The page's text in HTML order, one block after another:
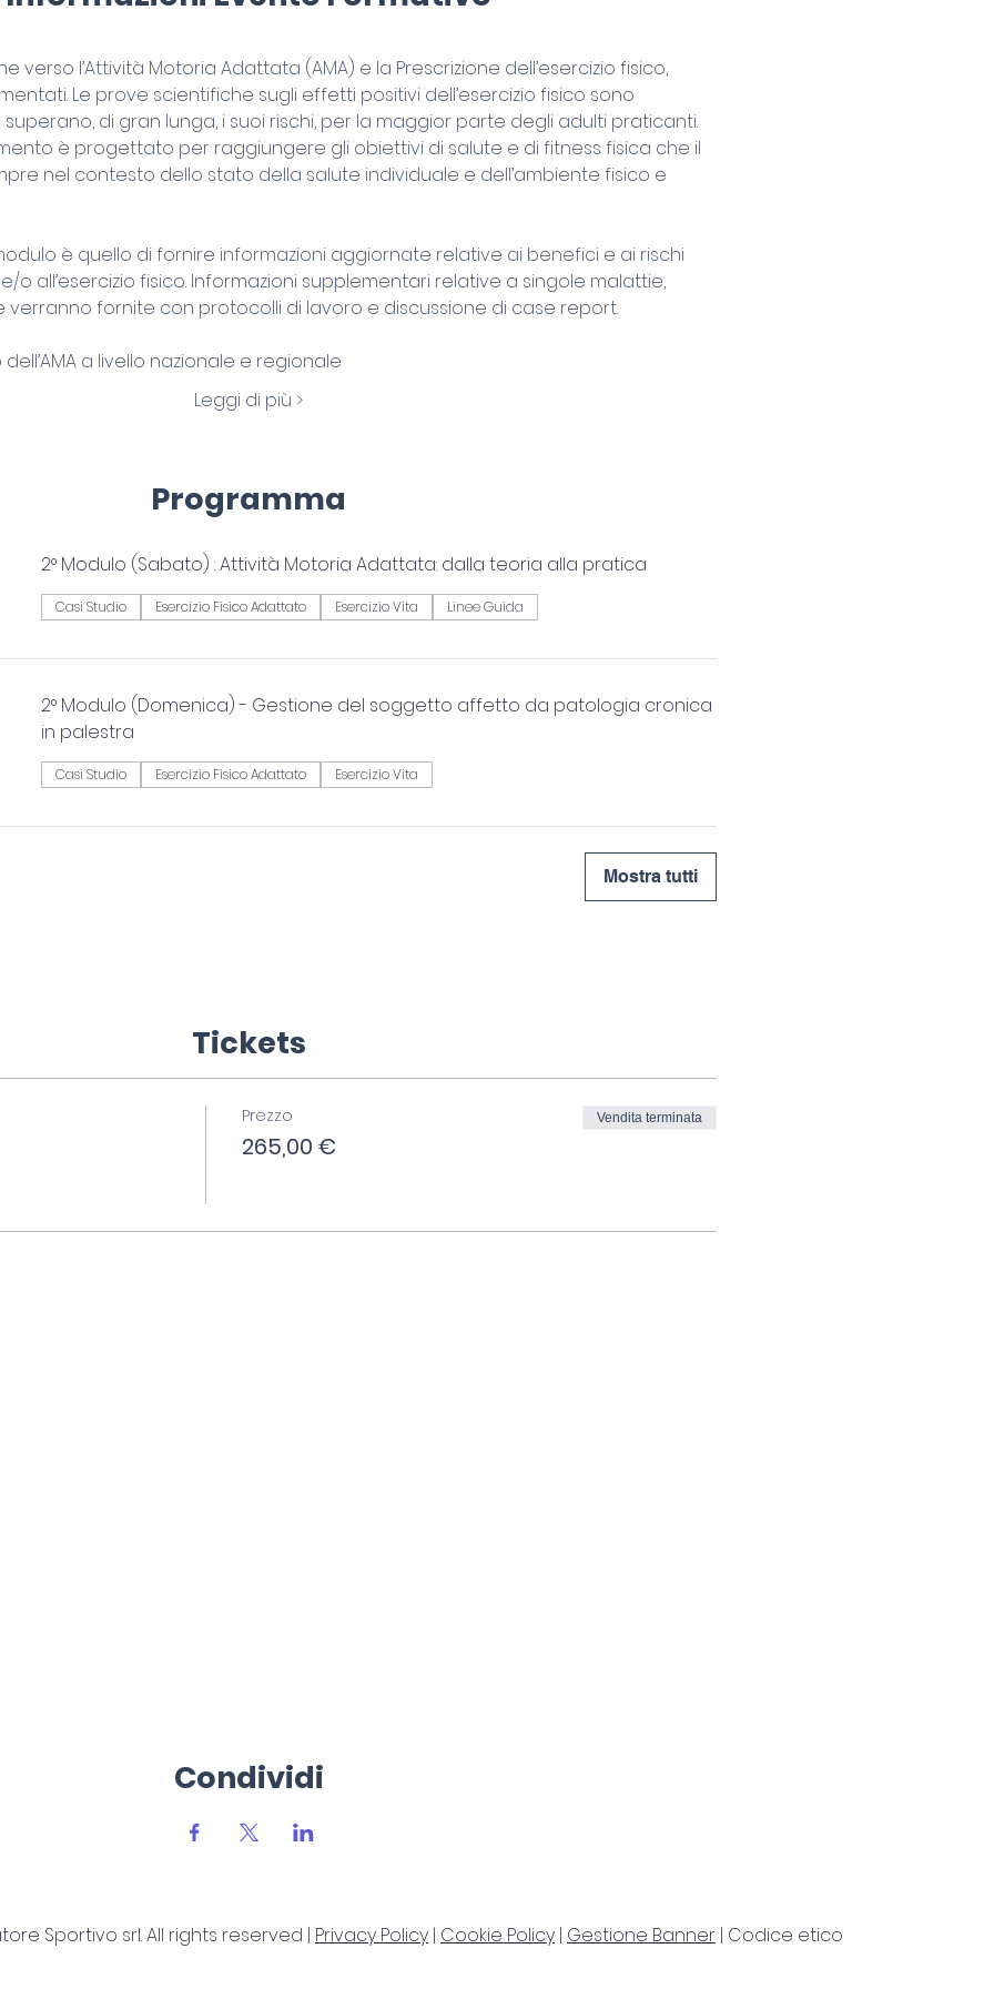
verso l’Attività Motoria Adattata (AMA) e la Prescrizione dell’esercizio fisico,
Le prove scientifiche sugli effetti positivi dell’esercizio fisico sono
di gran lunga, i suoi rischi, per la maggior parte degli adulti praticanti.
è progettato per raggiungere gli obiettivi di salute e di fitness fisica che il
nel contesto dello stato della salute individuale e dell’ambiente fisico e
è quello di fornire informazioni aggiornate relative ai benefici e ai rischi
o all’esercizio fisico. Informazioni supplementari relative a singole malattie,
verranno fornite con protocolli di lavoro e discussione di case report.
dell’AMA a livello nazionale e regionale
Leggi di più >
Programma
2° Modulo (Sabato) : Attività Motoria Adattata: dalla teoria alla pratica
Casi Studio Esercizio Fisico Adattato Esercizio Vita Linee Guida
2° Modulo (Domenica) - Gestione del soggetto affetto da patologia cronica
in palestra
Casi Studio Esercizio Fisico Adattato Esercizio Vita
Mostra tutti
Tickets
Prezzo
265,00 €
Vendita terminata
Condividi
Sportivo srl. All rights reserved | Privacy Policy | Cookie Policy | Gestione Banner | Codice etico